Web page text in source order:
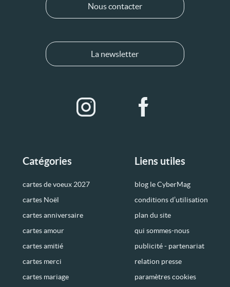
Catégories
cartes de voeux 2027
cartes Noël
cartes anniversaire
cartes amour
cartes amitié
cartes merci
cartes mariage
Liens utiles
blog le CyberMag
conditions d’utilisation
plan du site
qui sommes-nous
publicité - partenariat
relation presse
paramètres cookies
Nous contacter
La newsletter